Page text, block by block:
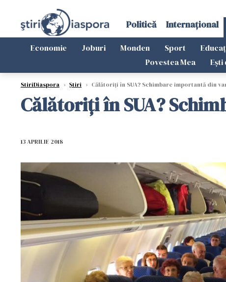
Politică Internațional
Economie Joburi Monden Sport
Povestea Mea
Ești
StiriDiaspora › Știri › Călătoriți în SUA? Schimbare importantă din
Călătoriți în SUA?
13 APRILIE 2018